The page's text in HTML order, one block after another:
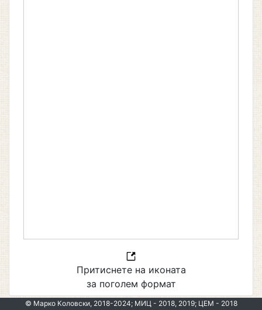
Притиснете на иконата
за поголем формат
© Марко Коловски, 2018-2024; МИЦ - 2018, 2019; ЦЕМ - 2018